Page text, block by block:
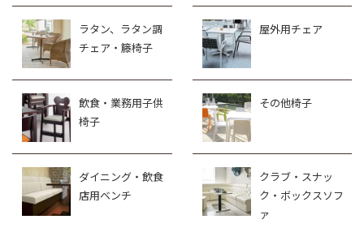
ラタン、ラタン調
チェア・籐椅子
屋外用チェア
飲食・業務用子供
椅子
その他椅子
ダイニング・飲食
店用ベンチ
クラブ・スナッ
ク・ボックスソフ
ァ